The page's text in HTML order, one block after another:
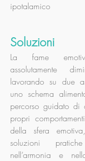
ipotalamico
Soluzioni
La fame
assolutamente
lavorando su due
uno schema
percorso guidato di
propri
della sfera
soluzioni
nell’armonia e